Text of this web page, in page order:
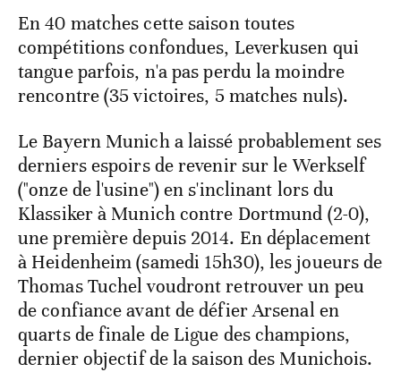
En 40 matches cette saison toutes
compétitions confondues, Leverkusen qui
tangue parfois, n'a pas perdu la moindre
rencontre (35 victoires, 5 matches nuls).
Le Bayern Munich a laissé probablement ses
derniers espoirs de revenir sur le Werkself
("onze de l'usine") en s'inclinant lors du
Klassiker à Munich contre Dortmund (2-0),
une première depuis 2014. En déplacement
à Heidenheim (samedi 15h30), les joueurs de
Thomas Tuchel voudront retrouver un peu
de confiance avant de défier Arsenal en
quarts de finale de Ligue des champions,
dernier objectif de la saison des Munichois.